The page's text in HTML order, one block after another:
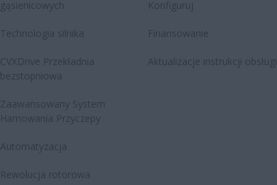
gąsienicowych
Technologia silnika
CVXDrive​ Przekładnia
bezstopniowa
Zaawansowany System
Hamowania Przyczepy
Automatyzacja
Rewolucja rotorowa
Konfiguruj
Finansowanie
Aktualizacje instrukcji obsługi